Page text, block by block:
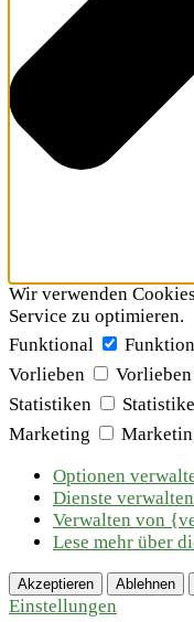
Wir verwenden
Service zu optimieren.
Funktional
Vorlieben
Vorlieben
Statistiken
Marketing
Optionen
Dienste verwalten
Verwalten von
Lese mehr über
Akzeptieren Ablehnen
Einstellungen